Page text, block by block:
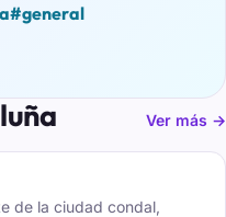
#general
Ver más →
de la ciudad condal,